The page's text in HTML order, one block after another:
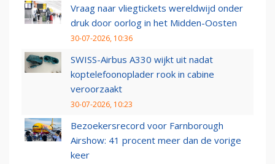
Vraag naar vliegtickets wereldwijd onder
druk door oorlog in het Midden-Oosten
30-07-2026, 10:36
SWISS-Airbus A330 wijkt uit nadat
koptelefoonoplader rook in cabine
veroorzaakt
30-07-2026, 10:23
Bezoekersrecord voor Farnborough
Airshow: 41 procent meer dan de vorige
keer